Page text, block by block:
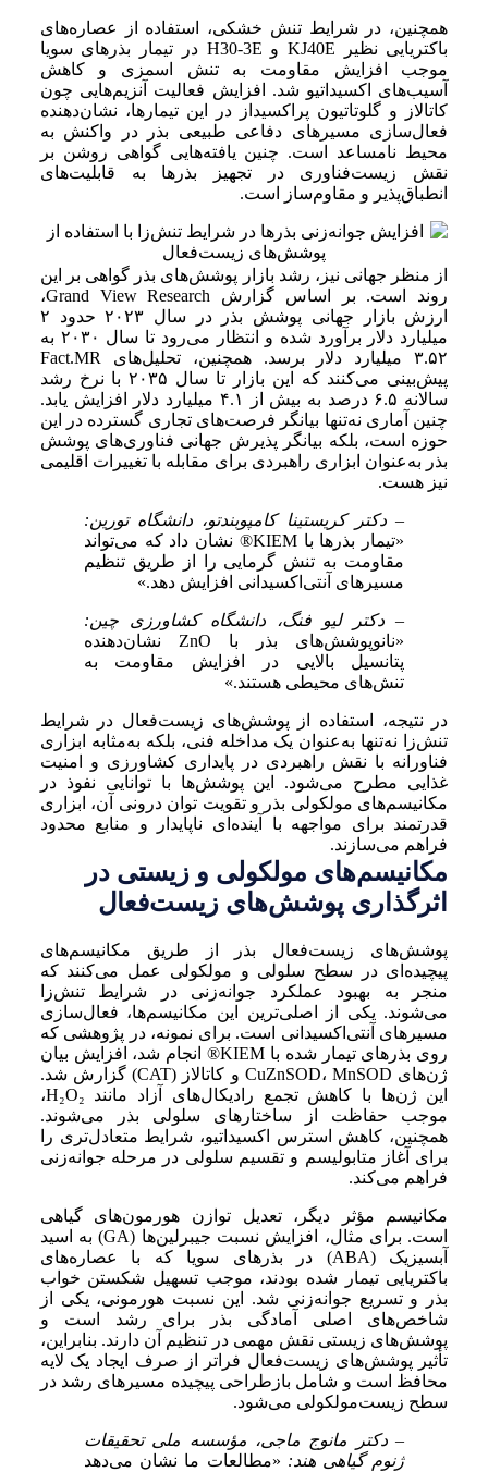
همچنین، در شرایط تنش خشکی، استفاده از عصاره‌های
باکتریایی نظیر KJ40E و H30-3E در تیمار بذرهای سویا
موجب افزایش مقاومت به تنش اسمزی و کاهش
آسیب‌های اکسیداتیو شد. افزایش فعالیت آنزیم‌هایی چون
کاتالاز و گلوتاتیون پراکسیداز در این تیمارها، نشان‌دهنده
فعال‌سازی مسیرهای دفاعی طبیعی بذر در واکنش به
محیط نامساعد است. چنین یافته‌هایی گواهی روشن بر
نقش زیست‌فناوری در تجهیز بذرها به قابلیت‌های
انطباق‌پذیر و مقاوم‌ساز است.
از منظر جهانی نیز، رشد بازار پوشش‌های بذر گواهی بر این
روند است. بر اساس گزارش Grand View Research،
ارزش بازار جهانی پوشش بذر در سال ۲۰۲۳ حدود ۲
میلیارد دلار برآورد شده و انتظار می‌رود تا سال ۲۰۳۰ به
۳.۵۲ میلیارد دلار برسد. همچنین، تحلیل‌های Fact.MR
پیش‌بینی می‌کنند که این بازار تا سال ۲۰۳۵ با نرخ رشد
سالانه ۶.۵ درصد به بیش از ۴.۱ میلیارد دلار افزایش یابد.
چنین آماری نه‌تنها بیانگر فرصت‌های تجاری گسترده در این
حوزه است، بلکه بیانگر پذیرش جهانی فناوری‌های پوشش
بذر به‌عنوان ابزاری راهبردی برای مقابله با تغییرات اقلیمی
نیز هست.
– دکتر کریستینا کامپوبندتو، دانشگاه تورین:
«تیمار بذرها با KIEM® نشان داد که می‌تواند
مقاومت به تنش گرمایی را از طریق تنظیم
مسیرهای آنتی‌اکسیدانی افزایش دهد.»
– دکتر لیو فنگ، دانشگاه کشاورزی چین:
«نانوپوشش‌های بذر با ZnO نشان‌دهنده
پتانسیل بالایی در افزایش مقاومت به
تنش‌های محیطی هستند.»
در نتیجه، استفاده از پوشش‌های زیست‌فعال در شرایط
تنش‌زا نه‌تنها به‌عنوان یک مداخله فنی، بلکه به‌مثابه ابزاری
فناورانه با نقش راهبردی در پایداری کشاورزی و امنیت
غذایی مطرح می‌شود. این پوشش‌ها با توانایی نفوذ در
مکانیسم‌های مولکولی بذر و تقویت توان درونی آن، ابزاری
قدرتمند برای مواجهه با آینده‌ای ناپایدار و منابع محدود
فراهم می‌سازند.
مکانیسم‌های مولکولی و زیستی در
اثرگذاری پوشش‌های زیست‌فعال
پوشش‌های زیست‌فعال بذر از طریق مکانیسم‌های
پیچیده‌ای در سطح سلولی و مولکولی عمل می‌کنند که
منجر به بهبود عملکرد جوانه‌زنی در شرایط تنش‌زا
می‌شوند. یکی از اصلی‌ترین این مکانیسم‌ها، فعال‌سازی
مسیرهای آنتی‌اکسیدانی است. برای نمونه، در پژوهشی که
روی بذرهای تیمار شده با KIEM® انجام شد، افزایش بیان
ژن‌های CuZnSOD، MnSOD و کاتالاز (CAT) گزارش شد.
این ژن‌ها با کاهش تجمع رادیکال‌های آزاد مانند H₂O₂،
موجب حفاظت از ساختارهای سلولی بذر می‌شوند.
همچنین، کاهش استرس اکسیداتیو، شرایط متعادل‌تری را
برای آغاز متابولیسم و تقسیم سلولی در مرحله جوانه‌زنی
فراهم می‌کند.
مکانیسم مؤثر دیگر، تعدیل توازن هورمون‌های گیاهی
است. برای مثال، افزایش نسبت جیبرلین‌ها (GA) به اسید
آبسیزیک (ABA) در بذرهای سویا که با عصاره‌های
باکتریایی تیمار شده بودند، موجب تسهیل شکستن خواب
بذر و تسریع جوانه‌زنی شد. این نسبت هورمونی، یکی از
شاخص‌های اصلی آمادگی بذر برای رشد است و
پوشش‌های زیستی نقش مهمی در تنظیم آن دارند. بنابراین،
تأثیر پوشش‌های زیست‌فعال فراتر از صرف ایجاد یک لایه
محافظ است و شامل بازطراحی پیچیده مسیرهای رشد در
سطح زیست‌مولکولی می‌شود.
– دکتر مانوج ماجی، مؤسسه ملی تحقیقات
ژنوم گیاهی هند: «مطالعات ما نشان می‌دهد